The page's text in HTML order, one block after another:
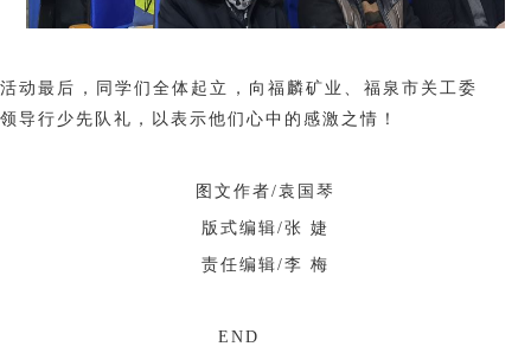
活动最后，同学们全体起立，向福麟矿业、福泉市关工委
领导行少先队礼，以表示他们心中的感激之情！
图文作者/袁国琴
版式编辑/张 婕
责任编辑/李 梅
END